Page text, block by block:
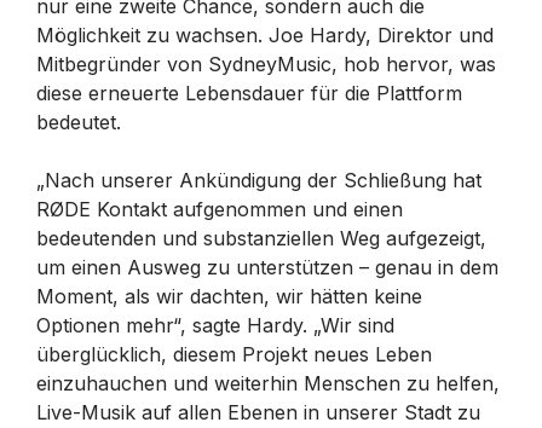
nur eine zweite Chance, sondern auch die
Möglichkeit zu wachsen. Joe Hardy, Direktor und
Mitbegründer von SydneyMusic, hob hervor, was
diese erneuerte Lebensdauer für die Plattform
bedeutet.
„Nach unserer Ankündigung der Schließung hat
RØDE Kontakt aufgenommen und einen
bedeutenden und substanziellen Weg aufgezeigt,
um einen Ausweg zu unterstützen – genau in dem
Moment, als wir dachten, wir hätten keine
Optionen mehr“, sagte Hardy. „Wir sind
überglücklich, diesem Projekt neues Leben
einzuhauchen und weiterhin Menschen zu helfen,
Live-Musik auf allen Ebenen in unserer Stadt zu